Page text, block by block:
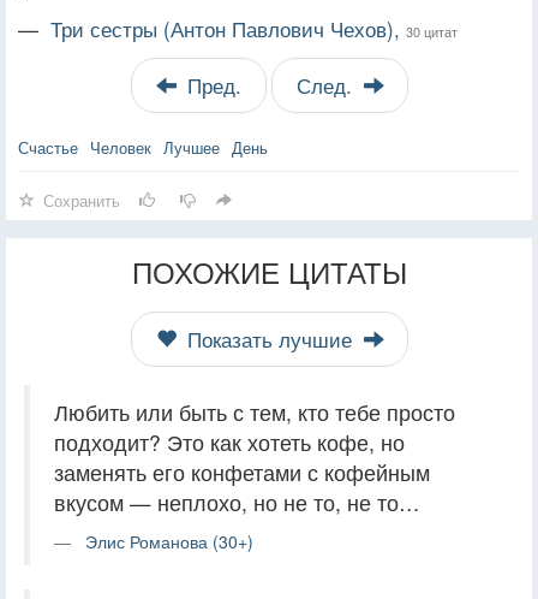
— Три сестры (Антон Павлович Чехов), 30 цитат
Пред. След.
Счастье Человек Лучшее День
Сохранить
ПОХОЖИЕ ЦИТАТЫ
Показать лучшие
Любить или быть с тем, кто тебе просто
подходит? Это как хотеть кофе, но
заменять его конфетами с кофейным
вкусом — неплохо, но не то, не то…
Элис Романова (30+)